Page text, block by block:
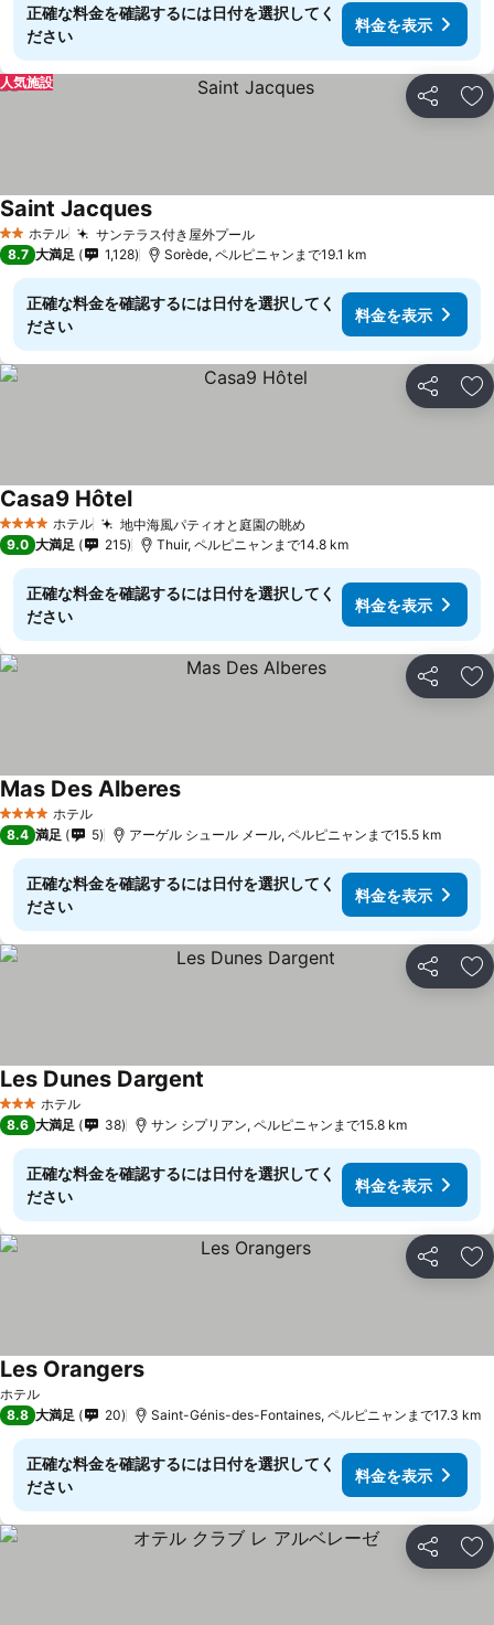
正確な料金を確認するには日付を選択してく
ださい
料金を表示
シェア お
人気施設
2 ホテルのランク
ホテル サンテラス付き屋外プール料金を表示
Saint Jacques料金を表示
8.7 大満足 1,128 Sorède, ペルピニャンまで19.1 km
正確な料金を確認するには日付を選択してく
ださい
料金を表示
シェア お
4 ホテルのランク
ホテル 地中海風パティオと庭園の眺め
Casa9 Hôtel料金を表示
9.0 大満足 215 Thuir, ペルピニャンまで14.8 km
正確な料金を確認するには日付を選択してく
ださい
料金を表示
シェア お
4 ホテルのランク
ホテル
Mas Des Alberes料金を表示
8.4 満足 5 アーゲル シュール メール, ペルピニャンまで15.5 km
正確な料金を確認するには日付を選択してく
ださい
料金を表示
シェア お
3 ホテルのランク
ホテル
Les Dunes Dargent
8.6 大満足 38 サン シプリアン, ペルピニャンまで15.8 km
正確な料金を確認するには日付を選択してく
ださい
料金を表示
シェア お
ホテル
Les Orangers料金を表示
8.8 大満足 20 Saint-Génis-des-Fontaines, ペルピニャンまで17.3 km
正確な料金を確認するには日付を選択してく
ださい
料金を表示
シェア お